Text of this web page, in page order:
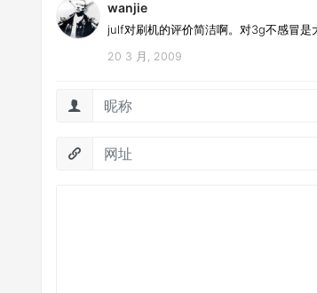
wanjie
julf对刷机的评价简洁啊。对3g不感冒是
20 3 月, 2009